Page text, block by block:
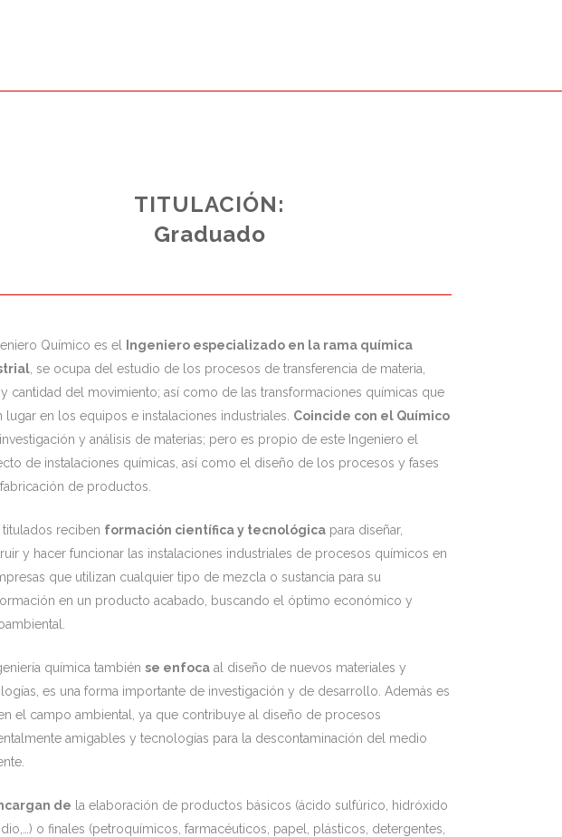
TITULACIÓN:
Graduado
Químico es el
Ingeniero especializado en la rama química
, se ocupa del estudio de los procesos de transferencia de materia,
cantidad del movimiento; así como de las transformaciones químicas que
lugar en los equipos e instalaciones industriales. Coincide con el Químico
y análisis de materias; pero es propio de este Ingeniero el
de instalaciones químicas, así como el diseño de los procesos y fases
de productos.
titulados reciben formación científica y tecnológica para diseñar,
y hacer funcionar las instalaciones industriales de procesos químicos en
que utilizan cualquier tipo de mezcla o sustancia para su
en un producto acabado, buscando el óptimo económico y
química también se enfoca al diseño de nuevos materiales y
es una forma importante de investigación y de desarrollo. Además es
el campo ambiental, ya que contribuye al diseño de procesos
amigables y tecnologías para la descontaminación del medio
de la elaboración de productos básicos (ácido sulfúrico, hidróxido
o finales (petroquímicos, farmacéuticos, papel, plásticos, detergentes,